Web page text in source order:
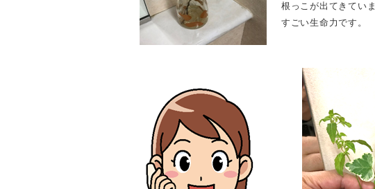
根っこが出てきてい
すごい生命力です。